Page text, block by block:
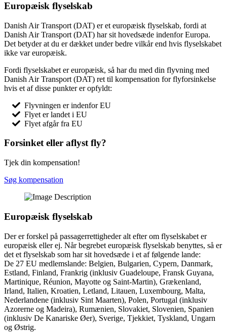
Europæisk flyselskab
Danish Air Transport (DAT) er et europæisk flyselskab, fordi at
Danish Air Transport (DAT) har sit hovedsæde indenfor Europa.
Det betyder at du er dækket under bedre vilkår end hvis flyselskabet
ikke var europæisk.
Fordi flyselskabet er europæisk, så har du med din flyvning med
Danish Air Transport (DAT) ret til kompensation for flyforsinkelse
hvis et af disse punkter er opfyldt:
Flyvningen er indenfor EU
Flyet er landet i EU
Flyet afgår fra EU
Forsinket eller aflyst fly?
Tjek din kompensation!
Søg kompensation
Europæisk flyselskab
Der er forskel på passagerrettigheder alt efter om flyselskabet er
europæisk eller ej. Når begrebet europæisk flyselskab benyttes, så er
det et flyselskab som har sit hovedsæde i et af følgende lande:
De 27 EU medlemslande: Belgien, Bulgarien, Cypern, Danmark,
Estland, Finland, Frankrig (inklusiv Guadeloupe, Fransk Guyana,
Martinique, Réunion, Mayotte og Saint-Martin), Grækenland,
Irland, Italien, Kroatien, Letland, Litauen, Luxembourg, Malta,
Nederlandene (inklusiv Sint Maarten), Polen, Portugal (inklusiv
Azorerne og Madeira), Rumænien, Slovakiet, Slovenien, Spanien
(inklusiv De Kanariske Øer), Sverige, Tjekkiet, Tyskland, Ungarn
og Østrig.